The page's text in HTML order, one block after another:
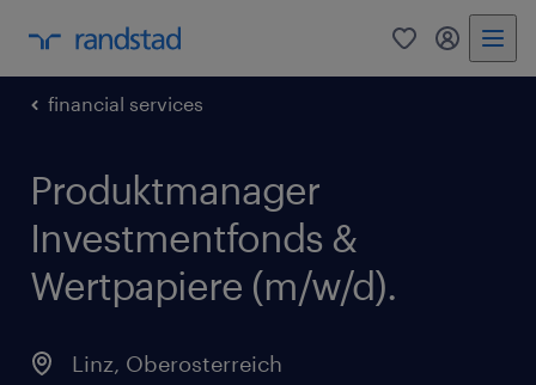
0 Mein
financial services
Produktmanager
Investmentfonds &
Wertpapiere (m/w/d).
Linz, Oberosterreich